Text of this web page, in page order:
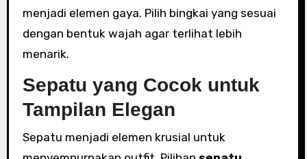
menjadi elemen gaya. Pilih bingkai yang sesuai
dengan bentuk wajah agar terlihat lebih
menarik.
Sepatu yang Cocok untuk
Tampilan Elegan
Sepatu menjadi elemen krusial untuk